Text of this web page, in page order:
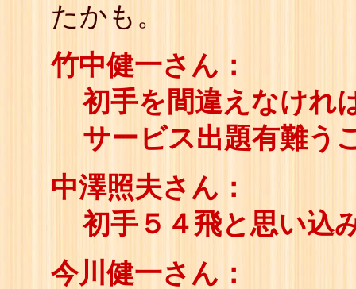
たかも。
竹中健一さん：
初手を間違えなけれ
サービス出題有難う
中澤照夫さん：
初手５４飛と思い込
今川健一さん：